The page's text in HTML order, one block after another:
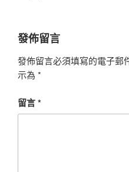
發佈留言
發佈留言必須填寫的電子郵
示為 *
留言*